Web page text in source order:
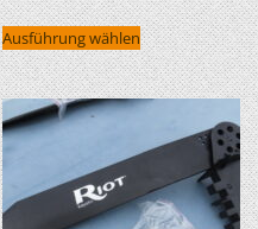
Ausführung wählen